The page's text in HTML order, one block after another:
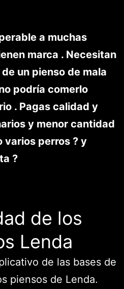
a muchas
marca . Necesitan
un pienso de mala
podría comerlo
. Pagas calidad y
y menor cantidad
varios perros ? y
?
de los
Lenda
de las bases de
piensos de Lenda.